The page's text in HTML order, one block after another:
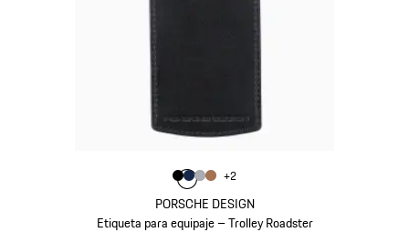
PORSCHE DESIGN
Etiqueta para equipaje – Trolley Roadster
Color
ColorNegro
Color Azul Oscuro
ColorGris
Color
+2